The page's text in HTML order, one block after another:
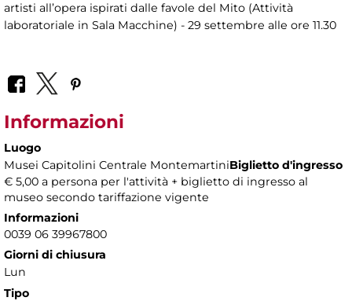
artisti all’opera ispirati dalle favole del Mito (Attività
laboratoriale in Sala Macchine) - 29 settembre alle ore 11.30
Informazioni
Luogo
Musei Capitolini Centrale MontemartiniBiglietto d'ingresso
€ 5,00 a persona per l'attività + biglietto di ingresso al
museo secondo tariffazione vigente
Informazioni
0039 06 39967800
Giorni di chiusura
Lun
Tipo